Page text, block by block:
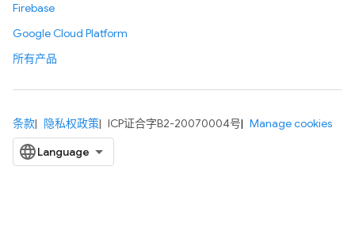
Firebase
Google Cloud Platform
所有产品
条款 隐私权政策 ICP证合字B2-20070004号 Manage cookies